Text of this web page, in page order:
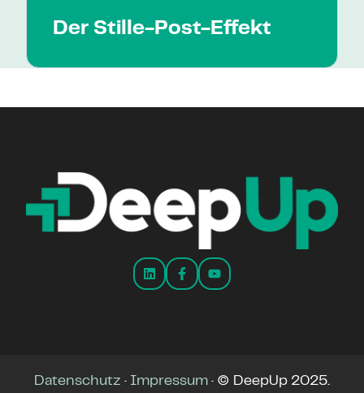
Der Stille-Post-Effekt
Datenschutz · Impressum · © DeepUp 2025.